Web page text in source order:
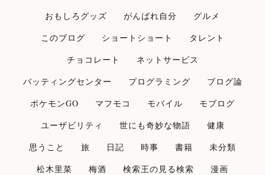
おもしろグッズ
がんばれ自分
グルメ
このブログ
ショートショート
タレント
チョコレート
ネットサービス
バッティングセンター
プログラミング
ブログ論
ポケモンGO
マフモコ モバイル
モブログ
ユーザビリティ
世にも奇妙な物語
健康
思うこと
旅 日記 時事 書籍
未分類
松木里菜
梅酒 検索王の見る検索
漫画